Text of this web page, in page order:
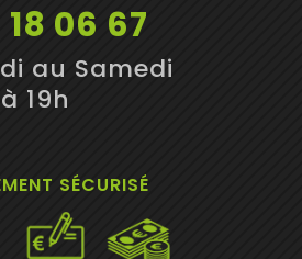
06 67
au Samedi
19h
SÉCURISÉ